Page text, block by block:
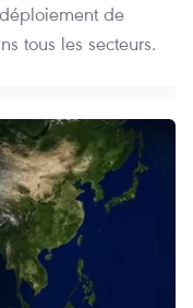
de
tous les secteurs.